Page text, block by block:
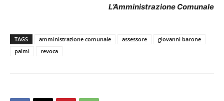
L’Amministrazione Comunale
TAGS amministrazione comunale assessore
giovanni barone
palmi
revoca